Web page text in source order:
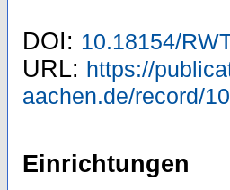
DOI: 10.18154/
URL: https://
aachen.de/record/
Einrichtungen